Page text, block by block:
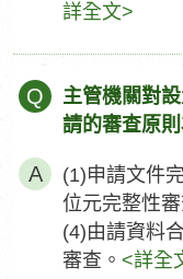
詳全文>
Q
主管機關對
請的審查原則
(1)申請文件
位元完整性
(4)由請資料
審查。 <詳全